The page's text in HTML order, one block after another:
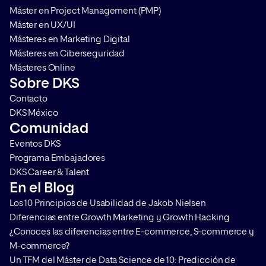
Máster en Project Management (PMP)
Máster en UX/UI
Másteres en Marketing Digital
Másteres en Ciberseguridad
Másteres Online
Sobre DKS
Contacto
DKS México
Comunidad
Eventos DKS
Programa Embajadores
DKS Career & Talent
En el Blog
Los 10 Principios de Usabilidad de Jakob Nielsen
Diferencias entre Growth Marketing y Growth Hacking
¿Conoces las diferencias entre E-commerce, S-commerce y
M-commerce?
Un TFM del Máster de Data Science de 10: Predicción de